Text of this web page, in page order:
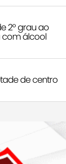
2º grau ao
com álcool
de centro